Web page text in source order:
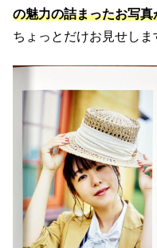
の魅力の詰まったお写
ちょっとだけお見せしま